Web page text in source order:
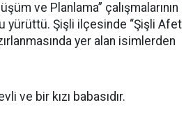
ve Planlama” çalışmalarının
yürüttü. Şişli ilçesinde “Şişli Afet
yer alan isimlerden
ve bir kızı babasıdır.